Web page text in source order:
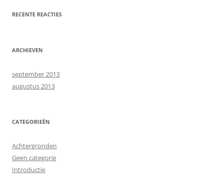
RECENTE REACTIES
ARCHIEVEN
september 2013
augustus 2013
CATEGORIEËN
Achtergronden
Geen categorie
Introductie